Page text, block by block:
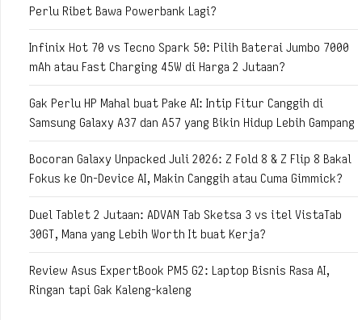
Perlu Ribet Bawa Powerbank Lagi?
Infinix Hot 70 vs Tecno Spark 50: Pilih Baterai Jumbo 7000
mAh atau Fast Charging 45W di Harga 2 Jutaan?
Gak Perlu HP Mahal buat Pake AI: Intip Fitur Canggih di
Samsung Galaxy A37 dan A57 yang Bikin Hidup Lebih Gampang
Bocoran Galaxy Unpacked Juli 2026: Z Fold 8 & Z Flip 8 Bakal
Fokus ke On-Device AI, Makin Canggih atau Cuma Gimmick?
Duel Tablet 2 Jutaan: ADVAN Tab Sketsa 3 vs itel VistaTab
30GT, Mana yang Lebih Worth It buat Kerja?
Review Asus ExpertBook PM5 G2: Laptop Bisnis Rasa AI,
Ringan tapi Gak Kaleng-kaleng